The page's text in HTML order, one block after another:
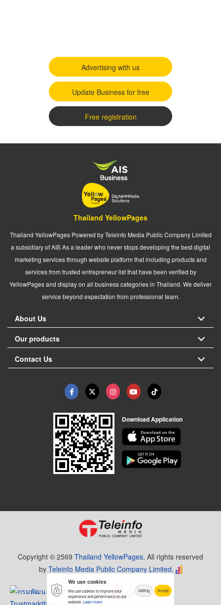
Advertising with us
Update Business for free
Free registration
Thailand YellowPages
Thailand YellowPages Powered by Teleinfo Media Public Company Limited
a subsidiary of AIS As a leader who never stops developing the best digital
marketing services through website platform that including products and
services from trusted entrepreneur list that have been verified by
YellowPages and display on all business categories in Thailand. We deliver
service beyond expectation from professional team.
About Us
Our products
Contact Us
Download Application
Copyright © 2569 Thailand YellowPages. All rights reserved
by Teleinfo Media Public Company Limited.
We use cookies
We use cookies to improve your
experience and performance on our
website. Learn more
Setting Accept